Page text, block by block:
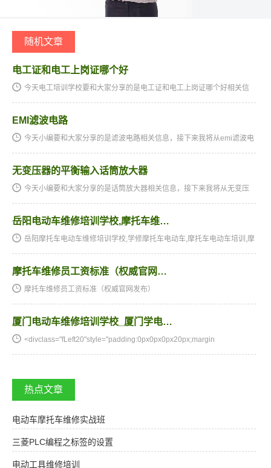
随机文章
电工证和电工上岗证哪个好
今天电工培训学校要和大家分享的是电工证和电工上岗证哪个好相关信
EMI滤波电路
今天小编要和大家分享的是滤波电路相关信息，接下来我将从emi滤波电
无变压器的平衡输入话筒放大器
今天小编要和大家分享的是话筒放大器相关信息，接下来我将从无变压
岳阳电动车维修培训学校,摩托车维…
岳阳摩托车电动车维修培训学校,学修摩托车电动车,摩托车电动车培训,摩
摩托车维修员工资标准（权威官网…
摩托车维修员工资标准（权威官网发布）
厦门电动车维修培训学校_厦门学电…
<divclass="fLeft20"style="padding:0px0px0px20px;margin
热点文章
电动车摩托车维修实战班
三菱PLC编程之标签的设置
电动工具维修培训